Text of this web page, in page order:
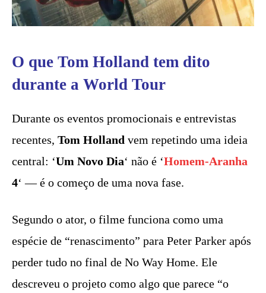
O que Tom Holland tem dito
durante a World Tour
Durante os eventos promocionais e entrevistas
recentes, Tom Holland vem repetindo uma ideia
central: ‘Um Novo Dia‘ não é ‘Homem-Aranha
4‘ — é o começo de uma nova fase.
Segundo o ator, o filme funciona como uma
espécie de “renascimento” para Peter Parker após
perder tudo no final de No Way Home. Ele
descreveu o projeto como algo que parece “o